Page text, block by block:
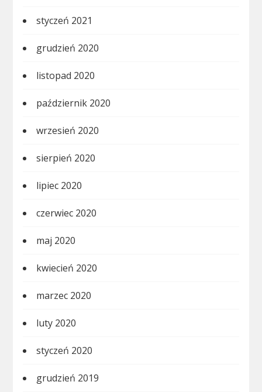
styczeń 2021
grudzień 2020
listopad 2020
październik 2020
wrzesień 2020
sierpień 2020
lipiec 2020
czerwiec 2020
maj 2020
kwiecień 2020
marzec 2020
luty 2020
styczeń 2020
grudzień 2019